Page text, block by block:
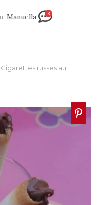
Manuella 8
Cigarettes russes au